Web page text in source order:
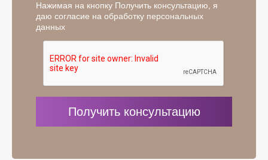
Нажимая на кнопку Получить консультацию, я
даю согласие на обработку персональных
данных